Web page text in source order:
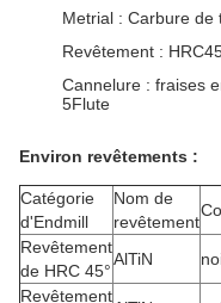
Metrial : Carbure de
Revêtement :
Cannelure : fraises
5Flute
Environ revêtements :
Catégorie
d'Endmill
Nom de
revêtement
Revêtement
de HRC 45°
AlTiN
Revêtement